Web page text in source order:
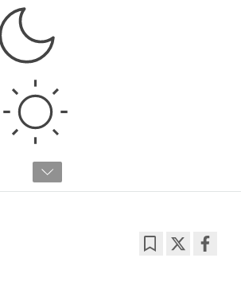
بودیسم و اسلام: پیشرفته
مسلمانان تبت